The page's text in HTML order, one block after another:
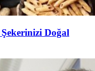
Doğal